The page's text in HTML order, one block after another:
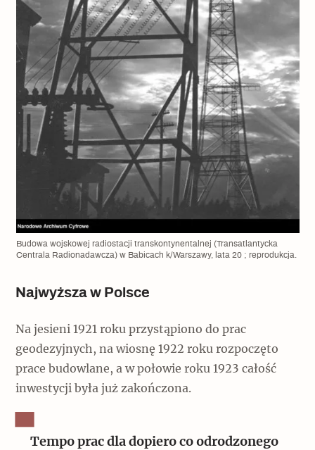
Budowa wojskowej radiostacji transkontynentalnej (Transatlantycka
Centrala Radionadawcza) w Babicach k/Warszawy, lata 20 ; reprodukcja.
Najwyższa w Polsce
Na jesieni 1921 roku przystąpiono do prac
geodezyjnych, na wiosnę 1922 roku rozpoczęto
prace budowlane, a w połowie roku 1923 całość
inwestycji była już zakończona.
Tempo prac dla dopiero co odrodzonego